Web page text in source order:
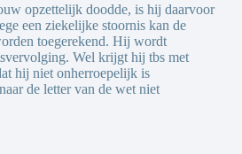
opzettelijk doodde, is hij daarvoor
een ziekelijke stoornis kan de
toegerekend. Hij wordt
Wel krijgt hij tbs met
hij niet onherroepelijk is
de letter van de wet niet